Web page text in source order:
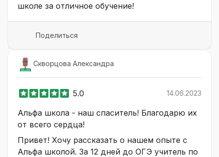
школе за отличное обучение!
Поделиться
Скворцова Александра
5.0 14.06.2023
Альфа школа - наш спаситель! Благодарю их
от всего сердца!
Привет! Хочу рассказать о нашем опыте с
Альфа школой. За 12 дней до ОГЭ учитель по